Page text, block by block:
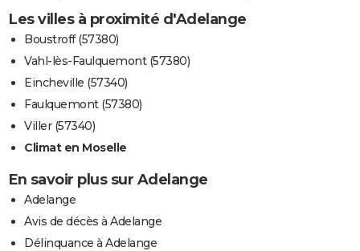
Les villes à proximité d'Adelange
Boustroff (57380)
Vahl-lès-Faulquemont (57380)
Eincheville (57340)
Faulquemont (57380)
Viller (57340)
Climat en Moselle
En savoir plus sur Adelange
Adelange
Avis de décès à Adelange
Délinquance à Adelange